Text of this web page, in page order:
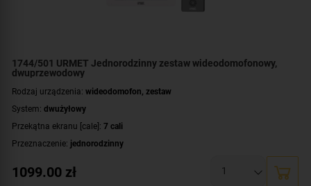
1744/501 URMET Jednorodzinny zestaw wideodomofonowy,
dwuprzewodowy
Rodzaj urządzenia: wideodomofon, zestaw
System: dwużyłowy
Przekątna ekranu [cale]: 7 cali
Przeznaczenie: jednorodzinny
Zawartość zestawu:
zasilacz
1099.00 zł